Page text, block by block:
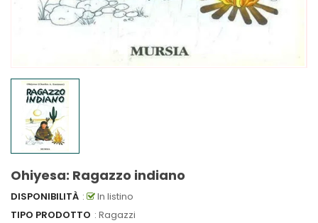
Ohiyesa: Ragazzo indiano
DISPONIBILITÀ :
In listino
TIPO PRODOTTO : Ragazzi